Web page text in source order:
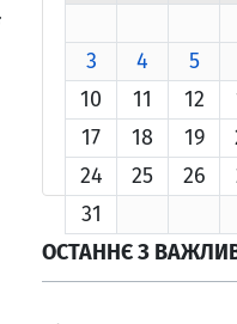
3
4 5
10
11 12
17
18 19
24
25 26
31
ОСТАННЄ З